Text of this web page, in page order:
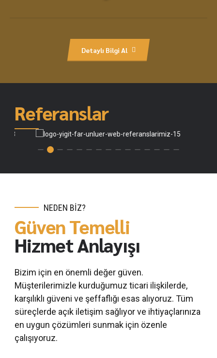
Detaylı Bilgi Al
Referanslar
NEDEN BİZ?
Güven Temelli
Hizmet Anlayışı
Bizim için en önemli değer güven.
Müşterilerimizle kurduğumuz ticari ilişkilerde,
karşılıklı güveni ve şeffaflığı esas alıyoruz. Tüm
süreçlerde açık iletişim sağlıyor ve ihtiyaçlarınıza
en uygun çözümleri sunmak için özenle
çalışıyoruz.
0
1
2
3
4